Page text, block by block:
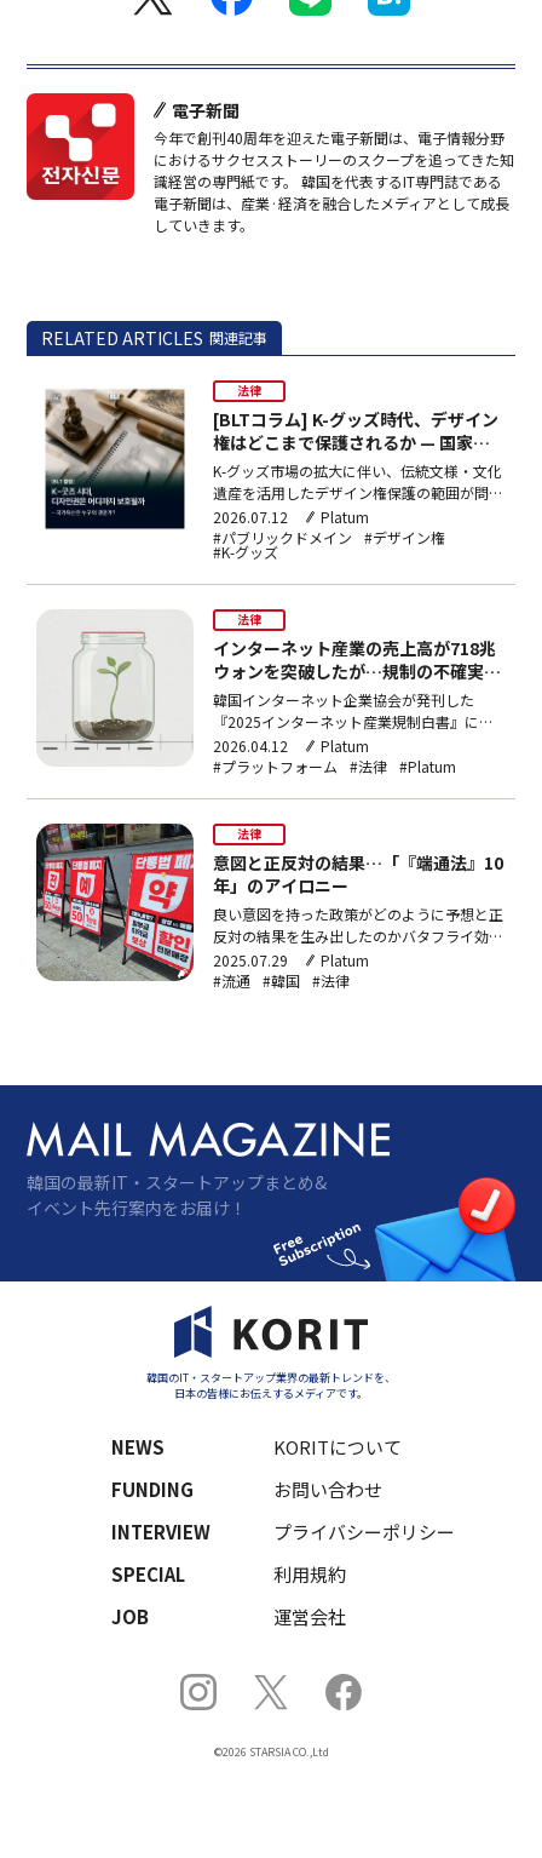
電子新聞
今年で創刊40周年を迎えた電子新聞は、電子情報分野
におけるサクセスストーリーのスクープを追ってきた知
識経営の専門紙です。 韓国を代表するIT専門誌である
電子新聞は、産業·経済を融合したメディアとして成長
していきます。
RELATED ARTICLES 関連記事
法律
[BLTコラム] K-グッズ時代、デザイン
権はどこまで保護されるか — 国家遺
産は誰のものか？
K-グッズ市場の拡大に伴い、伝統文様・文化
遺産を活用したデザイン権保護の範囲が問わ
れている。韓国内外の判例を検証した結果、
伝統の原形はパブリックドメインだが、新た
な審美感や創作的工夫が加わった表現は保護
対象となりうることが示されている。
2026.07.12
Platum
#パブリックドメイン
#デザイン権
#K-グッズ
法律
インターネット産業の売上高が718兆
ウォンを突破したが…規制の不確実性
が足を引っ張る
韓国インターネット企業協会が発刊した
『2025インターネット産業規制白書』によ
ると、韓国のインターネット産業は外形的に
は急速な成長を続けているが、規制環境の構
業、産業全体の成長率の2倍近いスピードで
拡大2024年の韓国…
2026.04.12
Platum
#プラットフォーム
#法律 #Platum
法律
意図と正反対の結果…「『端通法』10
年」のアイロニー
良い意図を持った政策がどのように予想と正
反対の結果を生み出したのかバタフライ効果
よりも奇妙な政策の逆説2025年7月22日、韓
国で最も奇妙な政策実験の一つが静かに幕を
2025.07.29
Platum
#流通
#韓国 #法律
韓国の最新IT・スタートアップまとめ&
イベント先行案内をお届け！
韓国のIT・スタートアップ業界の最新トレンドを、
日本の皆様にお伝えするメディアです。
NEWS
FUNDING
INTERVIEW
SPECIAL
JOB
KORITについて
お問い合わせ
プライバシーポリシー
利用規約
運営会社
©2026 STARSIA CO.,Ltd